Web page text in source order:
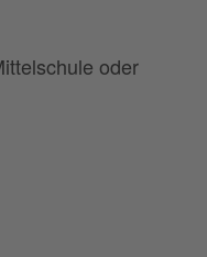
oder